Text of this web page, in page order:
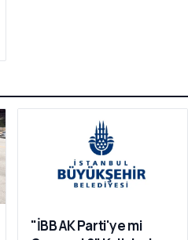
"İBB AK Parti'ye mi